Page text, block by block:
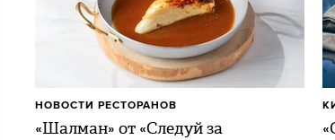
«Шалман» от «Следуй за
НОВОСТИ РЕСТОРАНОВ